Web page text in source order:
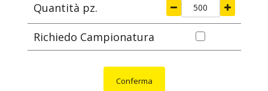
Quantità pz.
Richiedo Campionatura
Conferma